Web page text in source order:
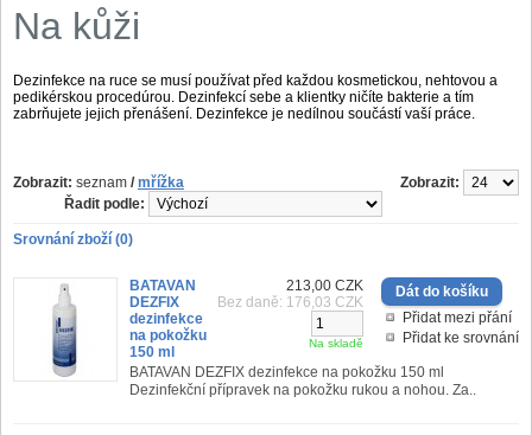
Na kůži
Dezinfekce na ruce se musí používat před každou kosmetickou, nehtovou a
pedikérskou procedúrou. Dezinfekcí sebe a klientky ničíte bakterie a tím
zabrňujete jejich přenášení. Dezinfekce je nedílnou součástí vaší práce.
Zobrazit: seznam / mřížka
Zobrazit:
Řadit podle:
Srovnání zboží (0)
Přidat mezi přání
Přidat ke srovnání
213,00 CZK
Bez daně: 176,03 CZK
Na skladě
BATAVAN
DEZFIX
dezinfekce
na pokožku
150 ml
BATAVAN DEZFIX dezinfekce na pokožku 150 ml
Dezinfekční přípravek na pokožku rukou a nohou. Za..